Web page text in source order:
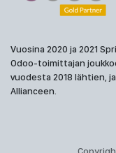
Vuosina 2020 ja 2021
Odoo-toimittajan
vuodesta 2018 lähtien,
Allianceen.